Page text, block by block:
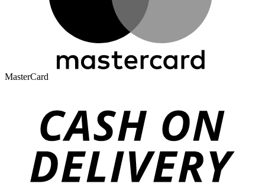
MasterCard